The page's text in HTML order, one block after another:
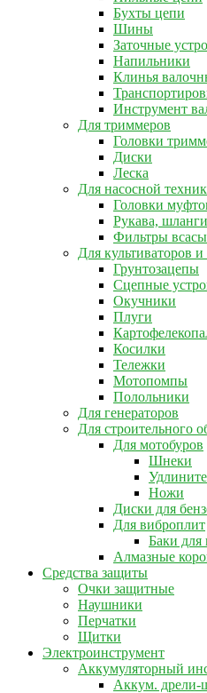
Бухты цепи
Шины
Заточные
Напильники
Клинья
Инструмент
Для триммеров
Головки
Диски
Леска
Для насосной
Головки
Рукава, шланги
Фильтры
Для культиваторов
Грунтозацепы
Сцепные
Окучники
Плуги
Косилки
Тележки
Мотопомпы
Полольники
Для генераторов
Для строительного
Для мотобуров
Шнеки
Ножи
Диски для
Для виброплит
Баки для
Алмазные
Средства защиты
Очки защитные
Наушники
Перчатки
Щитки
Электроинструмент
Аккумуляторный
Аккум. дрели-